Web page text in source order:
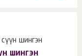
шингэн